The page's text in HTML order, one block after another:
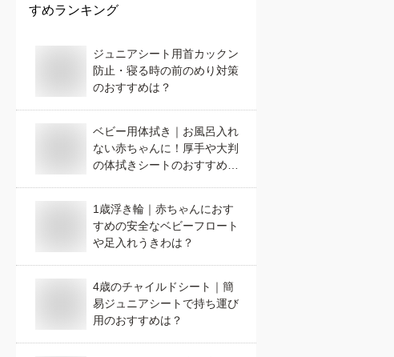
すめランキング
ジュニアシート用首カックン
防止・寝る時の前のめり対策
のおすすめは？
ベビー用体拭き｜お風呂入れ
ない赤ちゃんに！厚手や大判
の体拭きシートのおすすめ
1歳浮き輪｜赤ちゃんにおす
すめの安全なベビーフロート
や足入れうきわは？
4歳のチャイルドシート｜簡
易ジュニアシートで持ち運び
用のおすすめは？